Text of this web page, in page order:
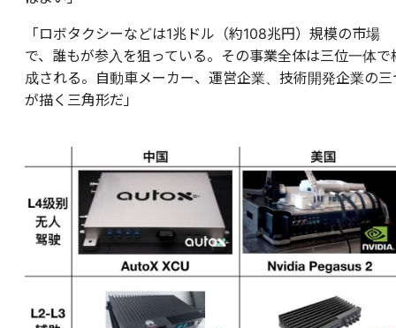
「ロボタクシーなどは1兆ドル（約108兆円）規模の市場
で、誰もが参入を狙っている。その事業全体は三位一体で
成される。自動車メーカー、運営企業、技術開発企業の三
が描く三角形だ」